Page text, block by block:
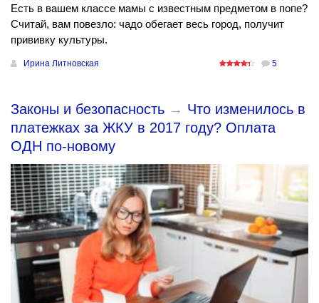
Есть в вашем классе мамы с известным предметом в попе?
Считай, вам повезло: чадо обегает весь город, получит
прививку культуры.
Ирина Литновская 5
Законы и безопасность → Что изменилось в
платежках за ЖКУ в 2017 году? Оплата
ОДН по-новому